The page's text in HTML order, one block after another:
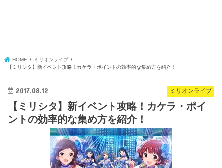
HOME
ミリオンライブ
【ミリシタ】新イベント攻略！カケラ・ポイントの効率的な集め方を紹介！
ミリオンライブ
2017.08.12
【ミリシタ】新イベント攻略！カケラ・ポイ
ントの効率的な集め方を紹介！